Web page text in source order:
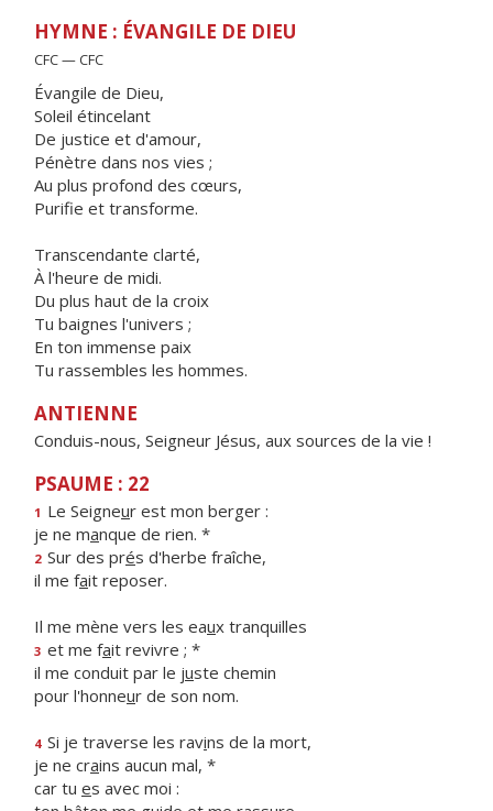
HYMNE : ÉVANGILE DE DIEU
CFC — CFC
Évangile de Dieu,
Soleil étincelant
De justice et d'amour,
Pénètre dans nos vies ;
Au plus profond des cœurs,
Purifie et transforme.
Transcendante clarté,
À l'heure de midi.
Du plus haut de la croix
Tu baignes l'univers ;
En ton immense paix
Tu rassembles les hommes.
ANTIENNE
Conduis-nous, Seigneur Jésus, aux sources de la vie !
PSAUME : 22
1 Le Seigneur est mon berger :
je ne manque de rien. *
2 Sur des prés d'herbe fraîche,
il me fait reposer.
Il me mène vers les eaux tranquilles
3 et me fait revivre ; *
il me conduit par le juste chemin
pour l'honneur de son nom.
4 Si je traverse les ravins de la mort,
je ne crains aucun mal, *
car tu es avec moi :